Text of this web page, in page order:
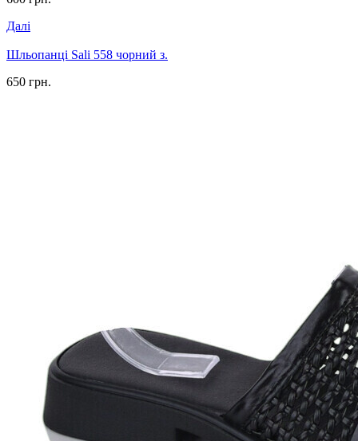
Далі
Шльопанці Sali 558 чорний з.
650 грн.